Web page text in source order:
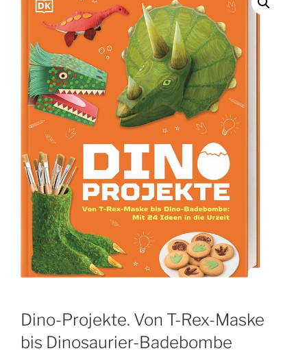
Dino-Projekte. Von T-Rex-Maske
bis Dinosaurier-Badebombe